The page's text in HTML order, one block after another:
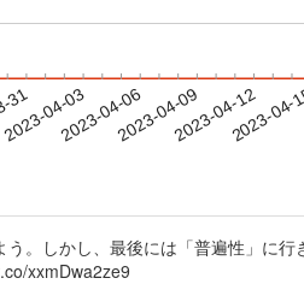
31
2023-04-032023-04-062023-04-092023-04-12
2023-
。しかし、最後には「普遍性」に行
xxmDwa2ze9